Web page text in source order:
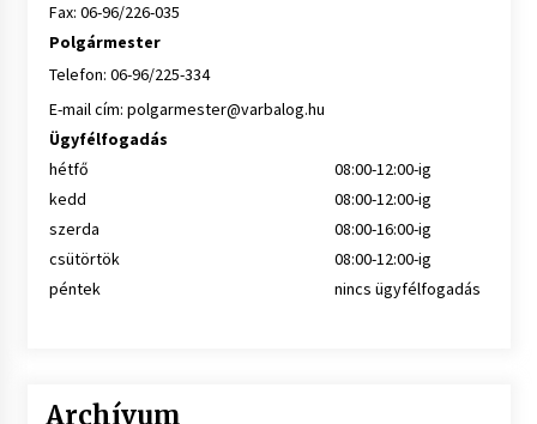
Fax: 06-96/226-035
Polgármester
Telefon: 06-96/225-334
E-mail cím: polgarmester@varbalog.hu
Ügyfélfogadás
hétfő
08:00-12:00-ig
kedd
08:00-12:00-ig
szerda
08:00-16:00-ig
csütörtök
08:00-12:00-ig
péntek
nincs ügyfélfogadás
Archívum